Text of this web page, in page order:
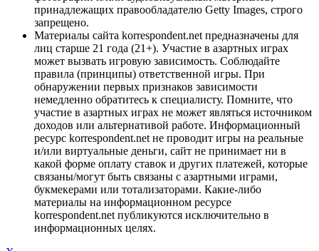
принадлежащих правообладателю Getty Images, строго
запрещено.
Материалы сайта korrespondent.net предназначены для
лиц старше 21 года (21+). Участие в азартных играх
может вызвать игровую зависимость. Соблюдайте
правила (принципы) ответственной игры. При
обнаружении первых признаков зависимости
немедленно обратитесь к специалисту. Помните, что
участие в азартных играх не может являться источником
доходов или альтернативой работе. Информационный
ресурс korrespondent.net не проводит игры на реальные
и/или виртуальные деньги, сайт не принимает ни в
какой форме оплату ставок и других платежей, которые
связаны/могут быть связаны с азартными играми,
букмекерами или тотализаторами. Какие-либо
материалы на информационном ресурсе
korrespondent.net публикуются исключительно в
информационных целях.